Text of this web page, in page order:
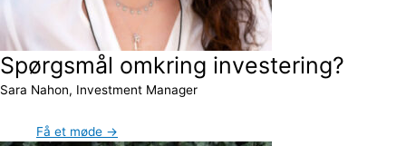
Spørgsmål omkring investering?
Sara Nahon, Investment Manager
Få et møde →